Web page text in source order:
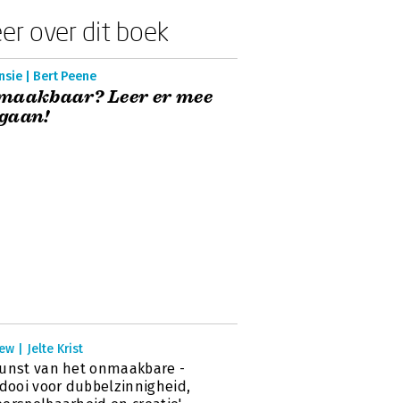
over dit boek
| Bert Peene
Leer er mee
| Jelte Krist
van het onmaakbare -
voor dubbelzinnigheid,